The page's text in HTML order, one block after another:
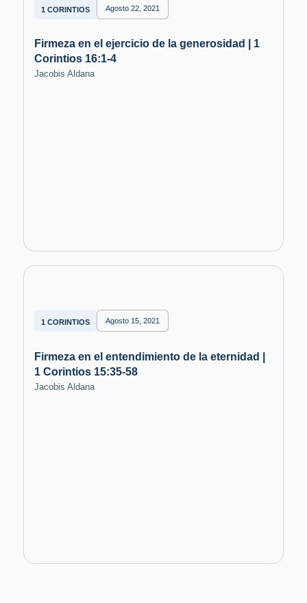
1 CORINTIOS Agosto 22, 2021
Firmeza en el ejercicio de la generosidad | 1
Corintios 16:1-4
Jacobis Aldana
1 CORINTIOS Agosto 15, 2021
Firmeza en el entendimiento de la eternidad |
1 Corintios 15:35-58
Jacobis Aldana